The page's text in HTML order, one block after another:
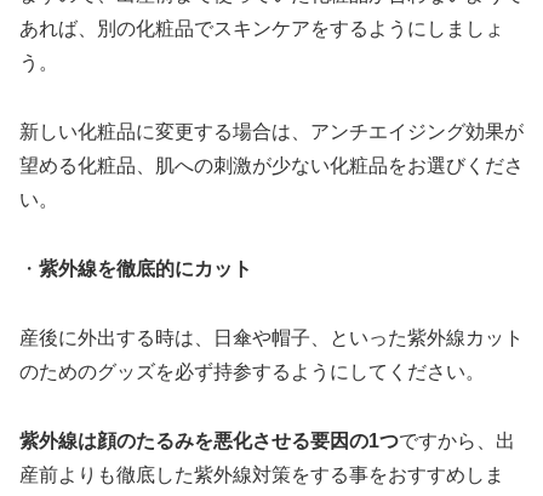
あれば、別の化粧品でスキンケアをするようにしましょ
う。
新しい化粧品に変更する場合は、アンチエイジング効果が
望める化粧品、肌への刺激が少ない化粧品をお選びくださ
い。
・ 紫外線を徹底的にカット
産後に外出する時は、日傘や帽子、といった紫外線カット
のためのグッズを必ず持参するようにしてください。
紫外線は顔のたるみを悪化させる要因の1つですから、出
産前よりも徹底した紫外線対策をする事をおすすめしま